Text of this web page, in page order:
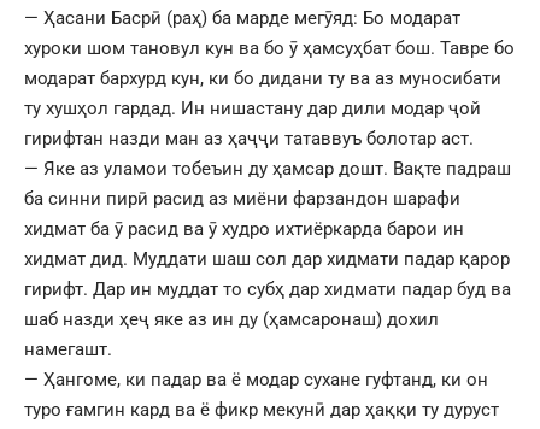
— Ҳасани Басрӣ (раҳ) ба марде мегӯяд: Бо модарат
хуроки шом тановул кун ва бо ӯ ҳамсуҳбат бош. Тавре бо
модарат бархурд кун, ки бо дидани ту ва аз муносибати
ту хушҳол гардад. Ин нишастану дар дили модар ҷой
гирифтан назди ман аз ҳаҷҷи татаввуъ болотар аст.
— Яке аз уламои тобеъин ду ҳамсар дошт. Вақте падраш
ба синни пирӣ расид аз миёни фарзандон шарафи
хидмат ба ӯ расид ва ӯ худро ихтиёркарда барои ин
хидмат дид. Муддати шаш сол дар хидмати падар қарор
гирифт. Дар ин муддат то субҳ дар хидмати падар буд ва
шаб назди ҳеҷ яке аз ин ду (ҳамсаронаш) дохил
намегашт.
— Ҳангоме, ки падар ва ё модар сухане гуфтанд, ки он
туро ғамгин кард ва ё фикр мекунӣ дар ҳаққи ту дуруст